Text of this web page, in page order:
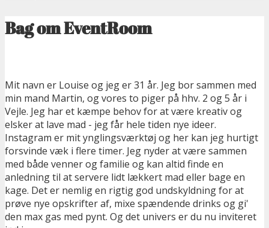
Bag om EventRoom
Mit navn er Louise og jeg er 31 år. Jeg bor sammen med
min mand Martin, og vores to piger på hhv. 2 og 5 år i
Vejle. Jeg har et kæmpe behov for at være kreativ og
elsker at lave mad - jeg får hele tiden nye ideer.
Instagram er mit ynglingsværktøj og her kan jeg hurtigt
forsvinde væk i flere timer. Jeg nyder at være sammen
med både venner og familie og kan altid finde en
anledning til at servere lidt lækkert mad eller bage en
kage. Det er nemlig en rigtig god undskyldning for at
prøve nye opskrifter af, mixe spændende drinks og gi'
den max gas med pynt. Og det univers er du nu inviteret